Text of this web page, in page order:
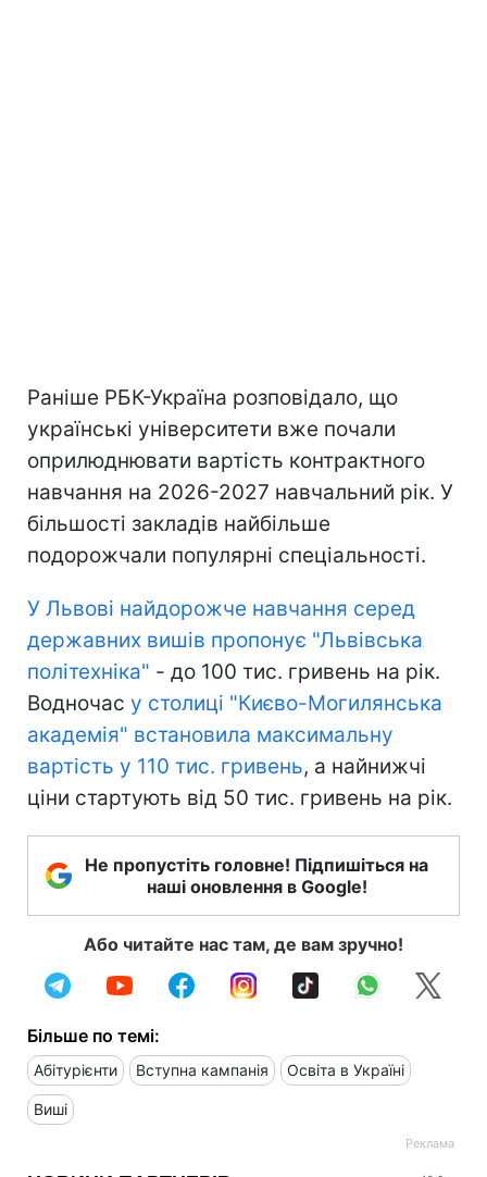
Раніше РБК-Україна розповідало, що
українські університети вже почали
оприлюднювати вартість контрактного
навчання на 2026-2027 навчальний рік. У
більшості закладів найбільше
подорожчали популярні спеціальності.
У Львові найдорожче навчання серед
державних вишів пропонує "Львівська
політехніка" - до 100 тис. гривень на рік.
Водночас у столиці "Києво-Могилянська
академія" встановила максимальну
вартість у 110 тис. гривень, а найнижчі
ціни стартують від 50 тис. гривень на рік.
Не пропустіть головне! Підпишіться на
наші оновлення в Google!
Або читайте нас там, де вам зручно!
Більше по темі:
Абітурієнти Вступна кампанія Освіта в Україні
Виші